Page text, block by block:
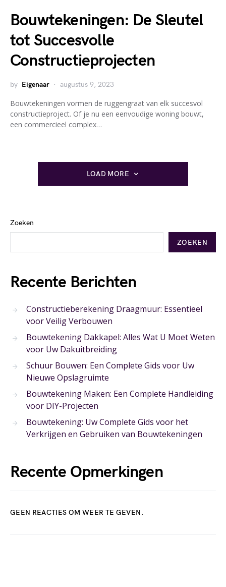
Bouwtekeningen: De Sleutel
tot Succesvolle
Constructieprojecten
by Eigenaar augustus 9, 2023
Bouwtekeningen vormen de ruggengraat van elk succesvol
constructieproject. Of je nu een eenvoudige woning bouwt,
een commercieel complex…
LOAD MORE
Zoeken
ZOEKEN
Recente Berichten
Constructieberekening Draagmuur: Essentieel
voor Veilig Verbouwen
Bouwtekening Dakkapel: Alles Wat U Moet Weten
voor Uw Dakuitbreiding
Schuur Bouwen: Een Complete Gids voor Uw
Nieuwe Opslagruimte
Bouwtekening Maken: Een Complete Handleiding
voor DIY-Projecten
Bouwtekening: Uw Complete Gids voor het
Verkrijgen en Gebruiken van Bouwtekeningen
Recente Opmerkingen
GEEN REACTIES OM WEER TE GEVEN.